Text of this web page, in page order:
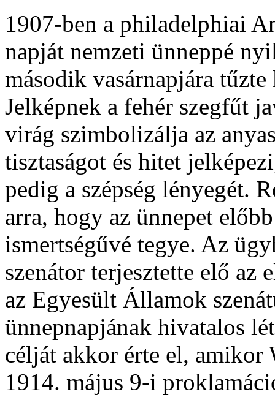
1907-ben a philadelphiai
napját nemzeti ünneppé
második vasárnapjára
Jelképnek a fehér szegfűt
virág szimbolizálja az
tisztaságot és hitet
pedig a szépség lényegét.
arra, hogy az ünnepet
ismertségűvé tegye. Az
szenátor terjesztette elő az
az Egyesült Államok
ünnepnapjának hivatalos
célját akkor érte el,
1914. május 9-i